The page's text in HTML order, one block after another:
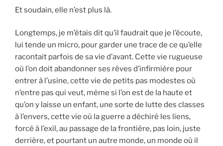
Et soudain, elle n’est plus là.
Longtemps, je m’étais dit qu’il faudrait que je l’écoute,
lui tende un micro, pour garder une trace de ce qu’elle
racontait parfois de sa vie d’avant. Cette vie rugueuse
où l’on doit abandonner ses rêves d’infirmière pour
entrer à l’usine, cette vie de petits pas modestes où
n’entre pas qui veut, même si l’on est de la haute et
qu’on y laisse un enfant, une sorte de lutte des classes
à l’envers, cette vie où la guerre a déchiré les liens,
forcé à l’exil, au passage de la frontière, pas loin, juste
derrière, et pourtant un autre monde, un monde où il